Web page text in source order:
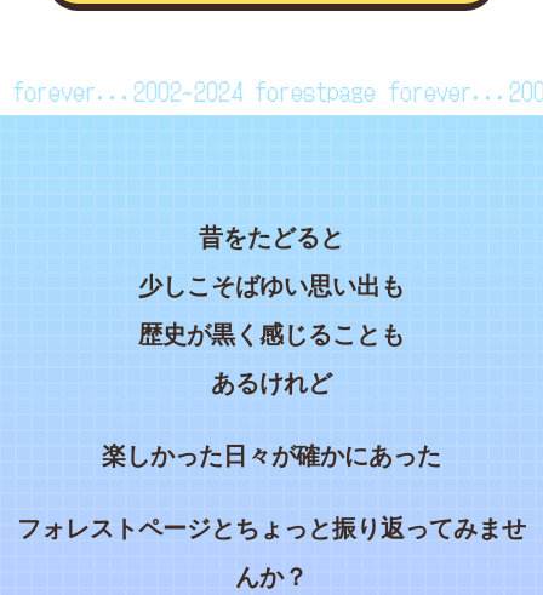
forever...2002~2024 forestpage
昔をたどると
少しこそばゆい思い出も
歴史が黒く感じることも
あるけれど
楽しかった日々が確かにあった
フォレストページとちょっと振り返ってみませ
んか？